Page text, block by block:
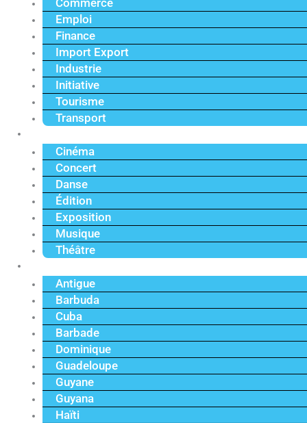
Commerce
Emploi
Finance
Import Export
Industrie
Initiative
Tourisme
Transport
Cinéma
Concert
Danse
Édition
Exposition
Musique
Théâtre
Antigue
Barbuda
Cuba
Barbade
Dominique
Guadeloupe
Guyane
Guyana
Haïti